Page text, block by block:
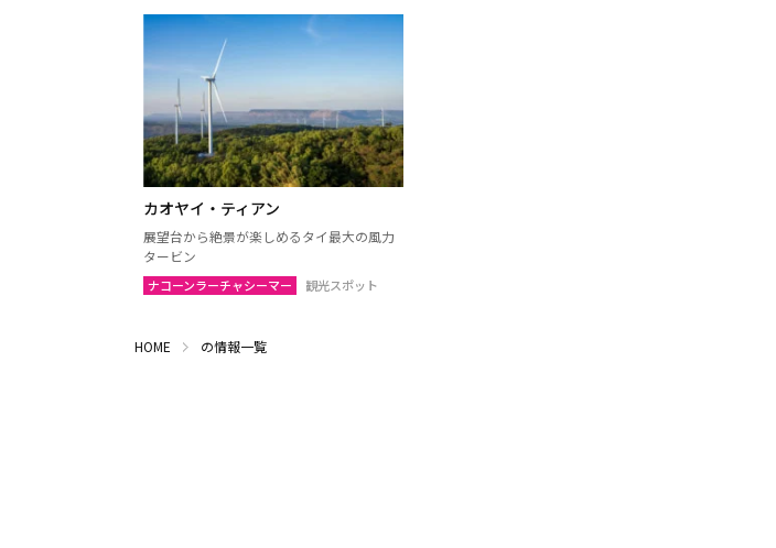
プーケット
ランタ島（クラビ）
カオラック（パンガー）
ナコーンシータマラート
ラノーン
スラーターニー
カオヤイ・ティアン
展望台から絶景が楽しめるタイ最大の風力
タービン
ナコーンラーチャシーマー 観光スポット
HOME の情報一覧